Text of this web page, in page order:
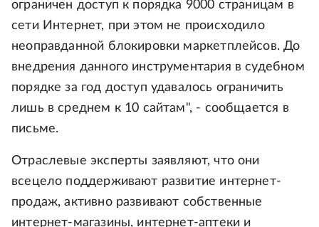
ограничен доступ к порядка 9000 страницам в
сети Интернет, при этом не происходило
неоправданной блокировки маркетплейсов. До
внедрения данного инструментария в судебном
порядке за год доступ удавалось ограничить
лишь в среднем к 10 сайтам", - сообщается в
письме.
Отраслевые эксперты заявляют, что они
всецело поддерживают развитие интернет-
продаж, активно развивают собственные
интернет-магазины, интернет-аптеки и